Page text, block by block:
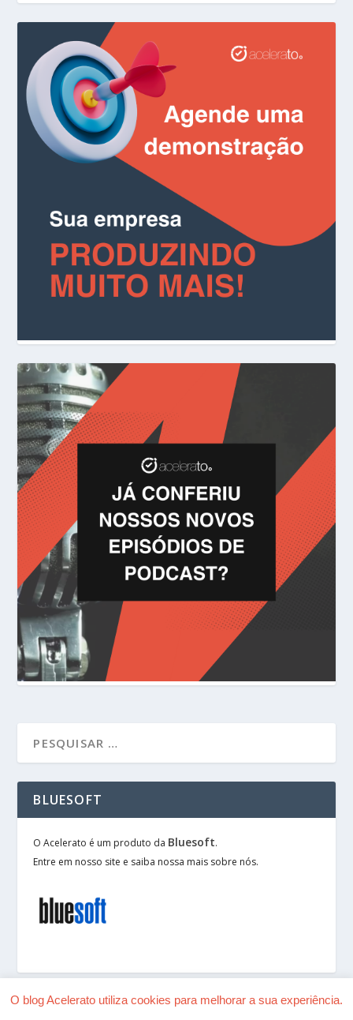
BLUESOFT
O Acelerato é um produto da Bluesoft.
Entre em nosso site e saiba nossa mais sobre nós.
O blog Acelerato utiliza cookies para melhorar a sua experiência.